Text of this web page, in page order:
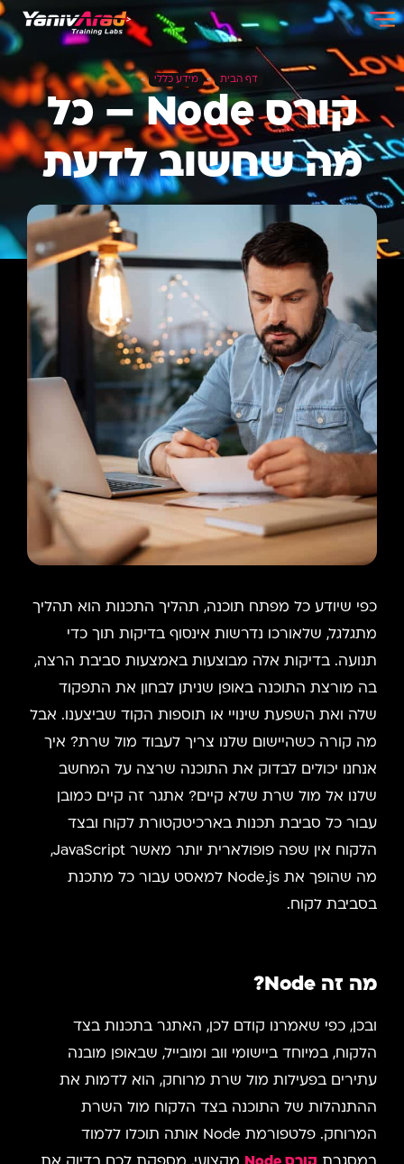
דף הבית » מידע כללי »
קורס Node – כל
מה שחשוב לדעת
כפי שיודע כל מפתח תוכנה, תהליך התכנות הוא תהליך
מתגלגל, שלאורכו נדרשות אינסוף בדיקות תוך כדי
תנועה. בדיקות אלה מבוצעות באמצעות סביבת הרצה,
בה מורצת התוכנה באופן שניתן לבחון את התפקוד
שלה ואת השפעת שינויי או תוספות הקוד שביצענו. אבל
מה קורה כשהיישום שלנו צריך לעבוד מול שרת? איך
אנחנו יכולים לבדוק את התוכנה שרצה על המחשב
שלנו אל מול שרת שלא קיים? אתגר זה קיים כמובן
עבור כל סביבת תכנות בארכיטקטורת לקוח ובצד
הלקוח אין שפה פופולארית יותר מאשר JavaScript,
מה שהופך את Node.js למאסט עבור כל מתכנת
בסביבת לקוח.
מה זה Node?
ובכן, כפי שאמרנו קודם לכן, האתגר בתכנות בצד
הלקוח, במיוחד ביישומי ווב ומובייל, שבאופן מובנה
עתירים בפעילות מול שרת מרוחק, הוא לדמות את
ההתנהלות של התוכנה בצד הלקוח מול השרת
המרוחק. פלטפורמת Node אותה תוכלו ללמוד